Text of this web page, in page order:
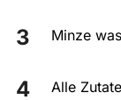
Minze
Alle